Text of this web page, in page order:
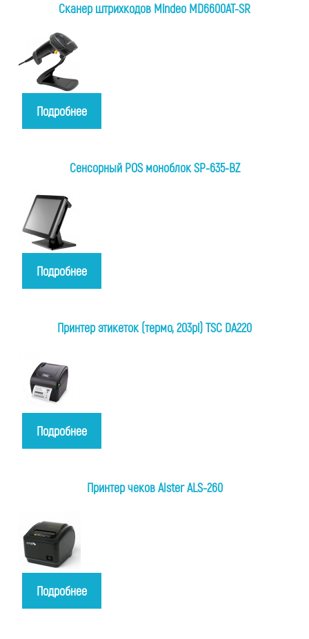
Сканер штрихкодов Mindeo MD6600AT-SR
Подробнее
Сенсорный POS моноблок SP-635-BZ
Подробнее
Принтер этикеток (термо, 203pi) TSC DA220
Подробнее
Принтер чеков Alster ALS-260
Подробнее